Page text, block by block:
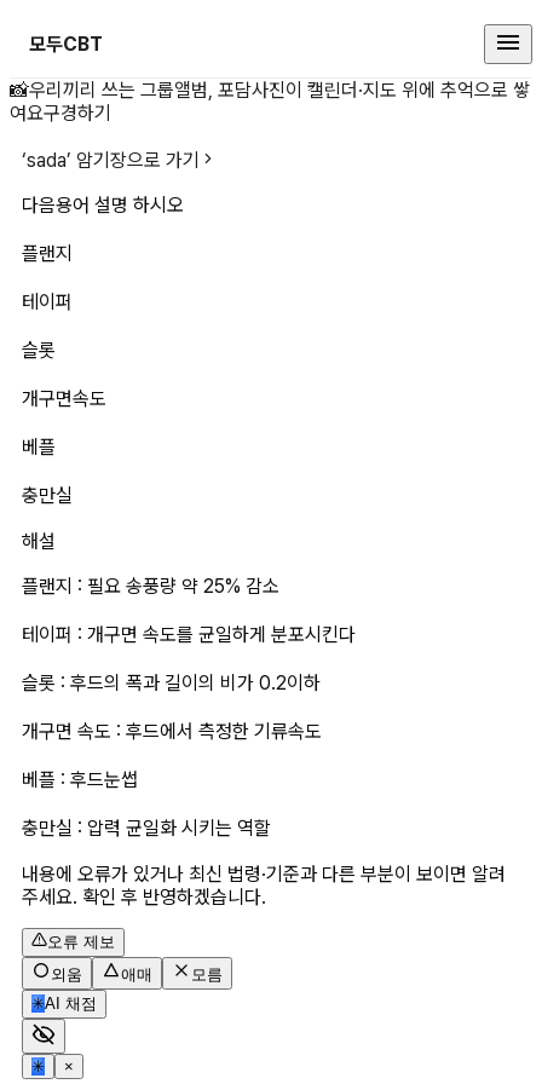
모두CBT
다음용어 설명 하시오플랜지테이
📸우리끼리 쓰는 그룹앨범, 포담사진이 캘린더·지도 위에 추억으로 쌓
여요구경하기
‘sada’ 암기장으로 가기
다음용어 설명 하시오
플랜지
테이퍼
슬롯
개구면속도
베플
충만실
해설
플랜지 : 필요 송풍량 약 25% 감소
테이퍼 : 개구면 속도를 균일하게 분포시킨다
슬롯 : 후드의 폭과 길이의 비가 0.2이하
개구면 속도 : 후드에서 측정한 기류속도
베플 : 후드눈썹
충만실 : 압력 균일화 시키는 역할
내용에 오류가 있거나 최신 법령·기준과 다른 부분이 보이면 알려
주세요. 확인 후 반영하겠습니다.
오류 제보
외움
애매
모름
✳AI 채점
✳ ×